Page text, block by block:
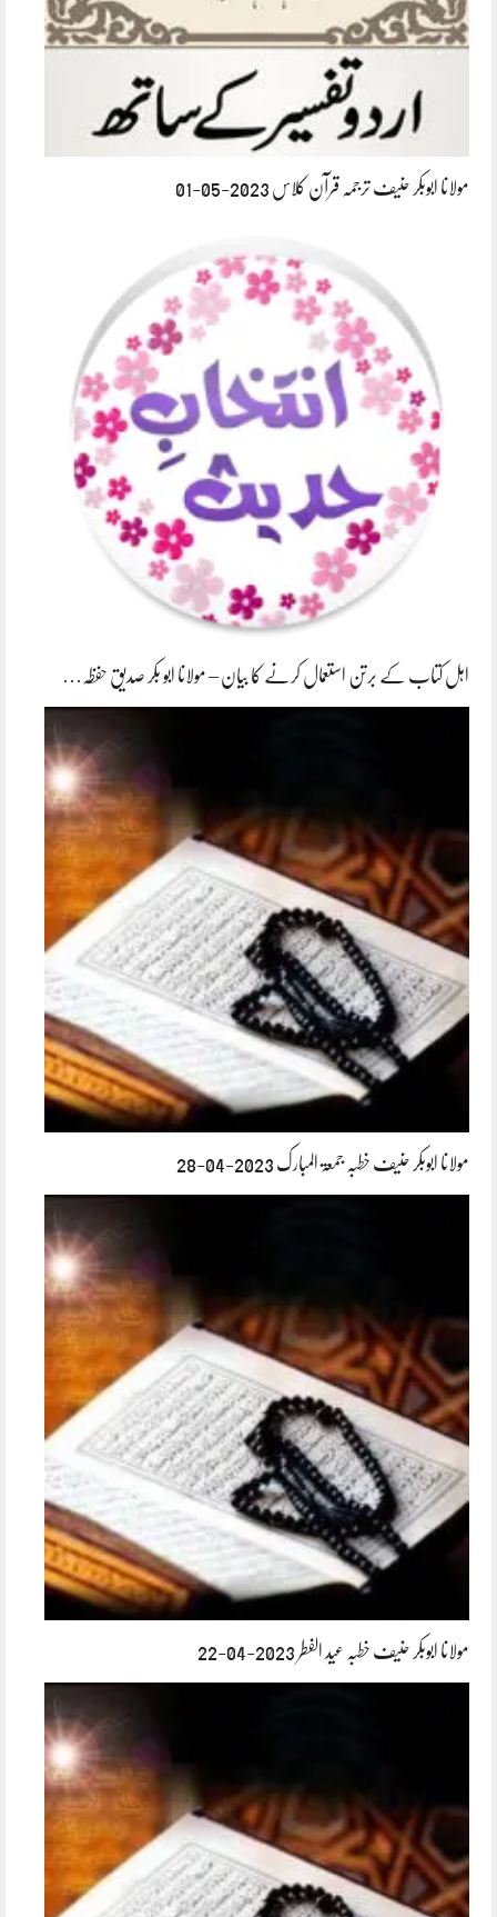
مولانا ابوبکر حنیف ترجمہ قرآن کلاس 2023-05-01
اہل کتاب کے برتن استعمال کرنے کا بیان – مولانا ابو بکر صدیق حفظہ…
مولانا ابوبکر حنیف خطبہ جمعۃ المبارک 2023-04-28
مولانا ابوبکر حنیف خطبہ عید الفطر 2023-04-22